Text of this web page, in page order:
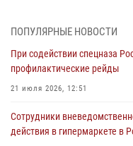
При содействии спецназа
21 июля 2026, 12:51
В Ростовской области
17 июля 2026, 07:24
ПОПУЛЯРНЫЕ НОВОСТИ
При содействии спецназа
профилактические рейды
21 июля 2026, 12:51
Сотрудники
действия в гипермаркете в